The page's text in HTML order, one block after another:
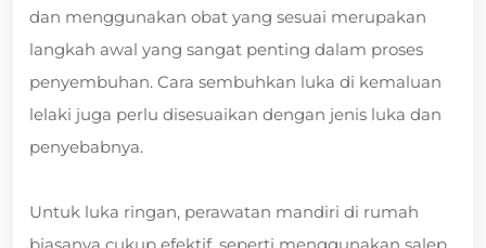
dan menggunakan obat yang sesuai merupakan
langkah awal yang sangat penting dalam proses
penyembuhan. Cara sembuhkan luka di kemaluan
lelaki juga perlu disesuaikan dengan jenis luka dan
penyebabnya.
Untuk luka ringan, perawatan mandiri di rumah
biasanya cukup efektif, seperti menggunakan salep